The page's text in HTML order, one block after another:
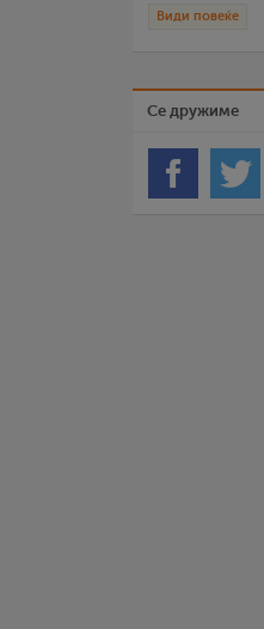
Види повеќе
Се дружиме